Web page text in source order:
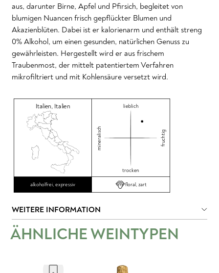
aus, darunter Birne, Apfel und Pfirsich, begleitet von
blumigen Nuancen frisch gepflückter Blumen und
Akazienblüten. Dabei ist er kalorienarm und enthält streng
0% Alkohol, um einen gesunden, natürlichen Genuss zu
gewährleisten. Hergestellt wird er aus frischem
Traubenmost, der mittelt patentiertem Verfahren
mikrofiltriert und mit Kohlensäure versetzt wird.
Italien, Italien lieblich
mineralisch fruchtig
trocken
alkoholfrei, expressiv floral, zart
WEITERE INFORMATION
ÄHNLICHE WEINTYPEN